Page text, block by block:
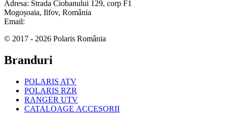
Adresa: Strada Ciobanului 129, corp F1
Mogoșoaia, Ilfov, România
Email:
© 2017 - 2026 Polaris România
Branduri
POLARIS ATV
POLARIS RZR
RANGER UTV
CATALOAGE ACCESORII